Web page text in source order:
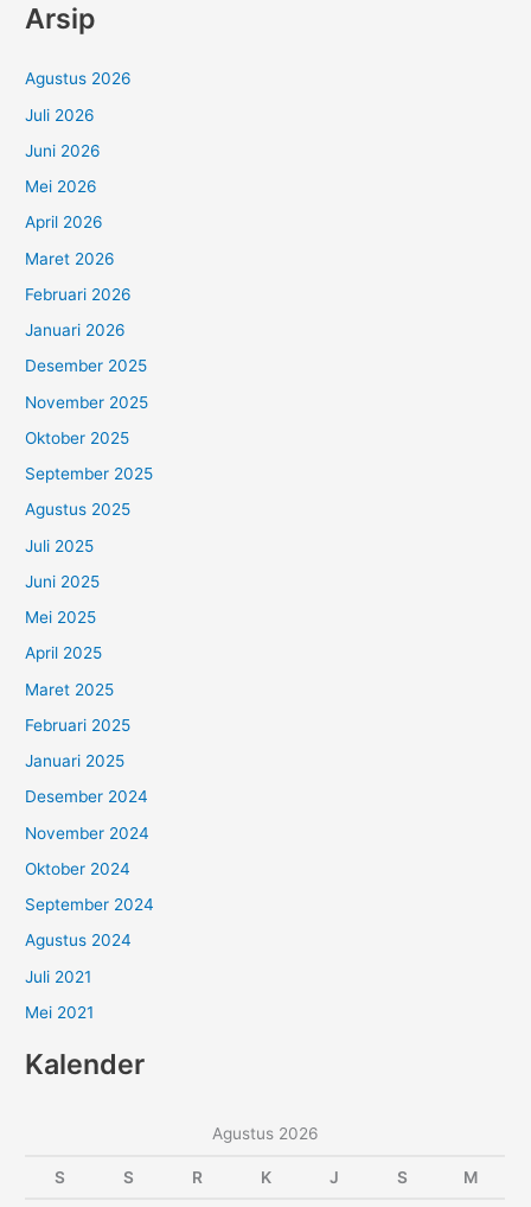
Arsip
Agustus 2026
Juli 2026
Juni 2026
Mei 2026
April 2026
Maret 2026
Februari 2026
Januari 2026
Desember 2025
November 2025
Oktober 2025
September 2025
Agustus 2025
Juli 2025
Juni 2025
Mei 2025
April 2025
Maret 2025
Februari 2025
Januari 2025
Desember 2024
November 2024
Oktober 2024
September 2024
Agustus 2024
Juli 2021
Mei 2021
Kalender
Agustus 2026
S S R K J S M